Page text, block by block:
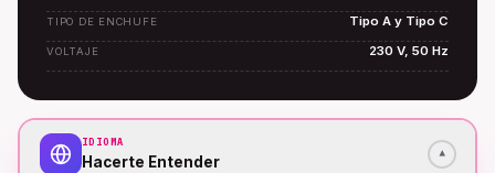
TIPO DE ENCHUFE Tipo A y Tipo C
VOLTAJE 230 V, 50 Hz
IDIOMA
Hacerte Entender ▾